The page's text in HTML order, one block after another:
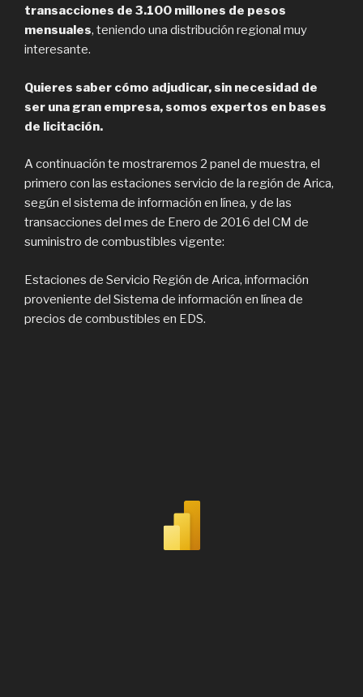
transacciones de 3.100 millones de pesos
mensuales, teniendo una distribución regional muy
interesante.
Quieres saber cómo adjudicar, sin necesidad de
ser una gran empresa, somos expertos en bases
de licitación.
A continuación te mostraremos 2 panel de muestra, el
primero con las estaciones servicio de la región de Arica,
según el sistema de información en línea, y de las
transacciones del mes de Enero de 2016 del CM de
suministro de combustibles vigente:
Estaciones de Servicio Región de Arica, información
proveniente del Sistema de información en línea de
precios de combustibles en EDS.